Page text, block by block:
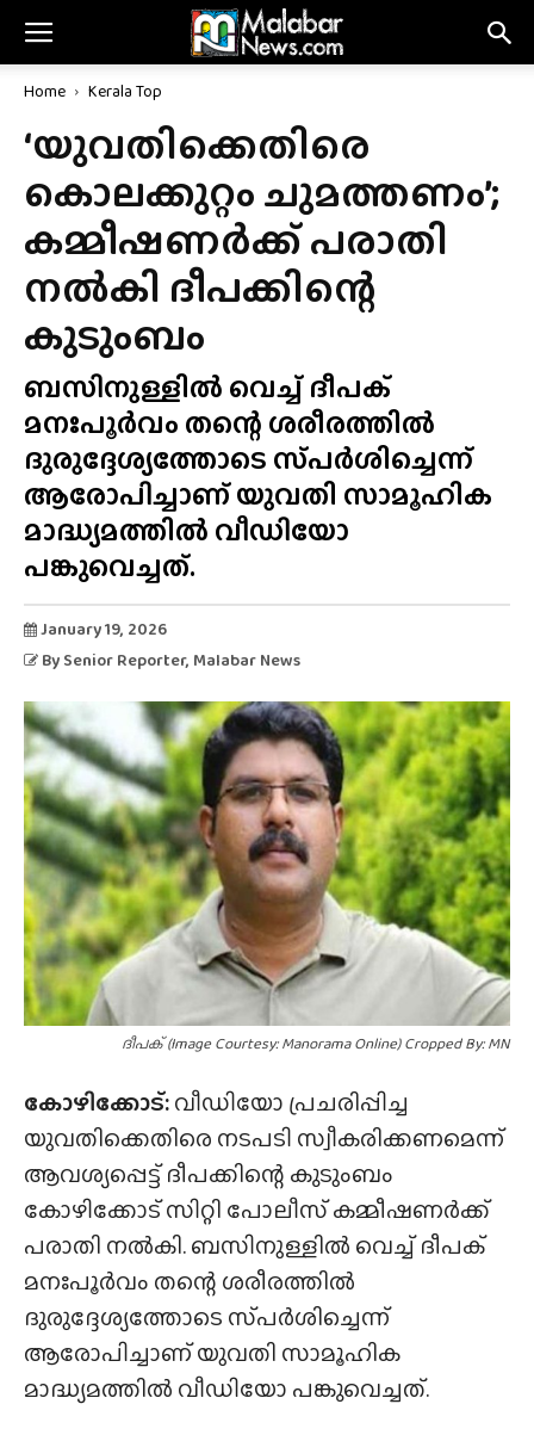
Home Kerala Top
‘യുവതിക്കെതിരെ
കൊലക്കുറ്റം ചുമത്തണം’;
കമ്മീഷണർക്ക് പരാതി
നൽകി ദീപക്കിന്റെ
കുടുംബം
ബസിനുള്ളിൽ വെച്ച് ദീപക്
മനഃപൂർവം തന്റെ ശരീരത്തിൽ
ദുരുദ്ദേശ്യത്തോടെ സ്‌പർശിച്ചെന്ന്
ആരോപിച്ചാണ് യുവതി സാമൂഹിക
മാദ്ധ്യമത്തിൽ വീഡിയോ
പങ്കുവെച്ചത്.
January 19, 2026
By Senior Reporter, Malabar News
ദീപക് (Image Courtesy: Manorama Online) Cropped By: MN
കോഴിക്കോട്:വീഡിയോ പ്രചരിപ്പിച്ച
യുവതിക്കെതിരെ നടപടി സ്വീകരിക്കണമെന്ന്
ആവശ്യപ്പെട്ട് ദീപക്കിന്റെ കുടുംബം
കോഴിക്കോട് സിറ്റി പോലീസ് കമ്മീഷണർക്ക്
പരാതി നൽകി. ബസിനുള്ളിൽ വെച്ച് ദീപക്
മനഃപൂർവം തന്റെ ശരീരത്തിൽ
ദുരുദ്ദേശ്യത്തോടെ സ്‌പർശിച്ചെന്ന്
ആരോപിച്ചാണ് യുവതി സാമൂഹിക
മാദ്ധ്യമത്തിൽ വീഡിയോ പങ്കുവെച്ചത്.